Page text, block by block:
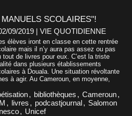
SCOLAIRES"!
09/2019 | VIE QUOTIDIENNE
élèves iront en classe en cette rentrée
mais il n’y aura pas assez ou pas
tout de livres pour eux. C’est la triste
dans plusieurs établissements
à Douala. Une situation révoltante
à agir. Au Cameroun, en moyenne,
, bibliothèques , Cameroun,
, livres , podcastjournal, Salomon
, Unicef